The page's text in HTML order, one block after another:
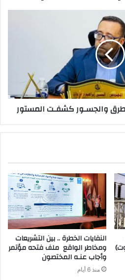
والجسـور كشفـت المستور
‬وأجاب‭ ‬عنـه‭ ‬المختصون
منذ 6 أيام